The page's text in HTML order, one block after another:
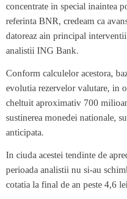
concentrate in special inaintea
referinta BNR, credeam ca
datoreaz ain principal
analistii ING Bank.
Conform calculelor acestora,
evolutia rezervelor valutare, in
cheltuit aproximativ 700
sustinerea monedei nationale,
anticipata.
In ciuda acestei tendinte de
perioada analistii nu si-au
cotatia la final de an peste 4,6